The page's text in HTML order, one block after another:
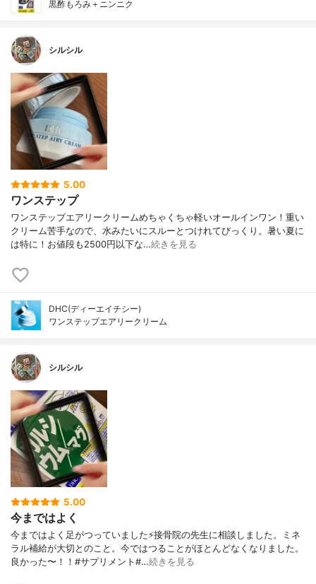
黒酢もろみ＋ニンニク
シルシル
5.00
ワンステップ
ワンステップエアリークリームめちゃくちゃ軽いオールインワン！重い
クリーム苦手なので、水みたいにスルーとつけれてびっくり。暑い夏に
は特に！お値段も2500円以下な…続きを見る
DHC(ディーエイチシー)
ワンステップエアリークリーム
シルシル
5.00
今まではよく
今まではよく足がつっていました⚡️接骨院の先生に相談しました。ミネ
ラル補給が大切とのこと。今ではつることがほとんどなくなりました。
良かった〜！！#サプリメント#…続きを見る